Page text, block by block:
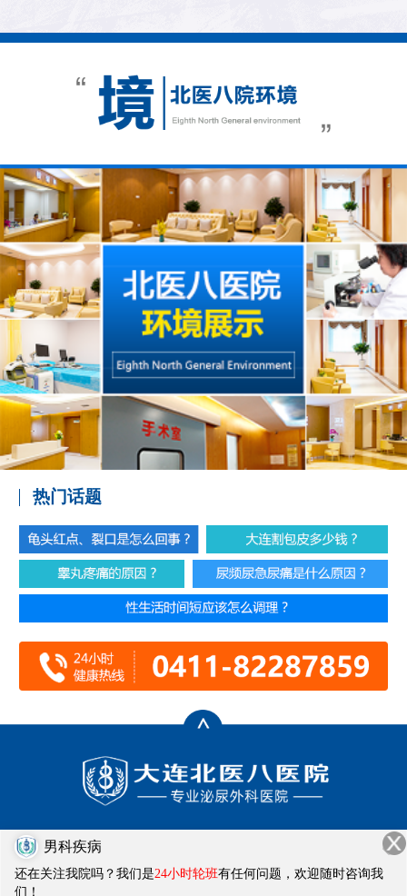
热门话题
医院地址：大连市西岗区畅通街1号
男科疾病
还在关注我院吗？我们是24小时轮班有任何问题，欢迎随时咨询我
们！